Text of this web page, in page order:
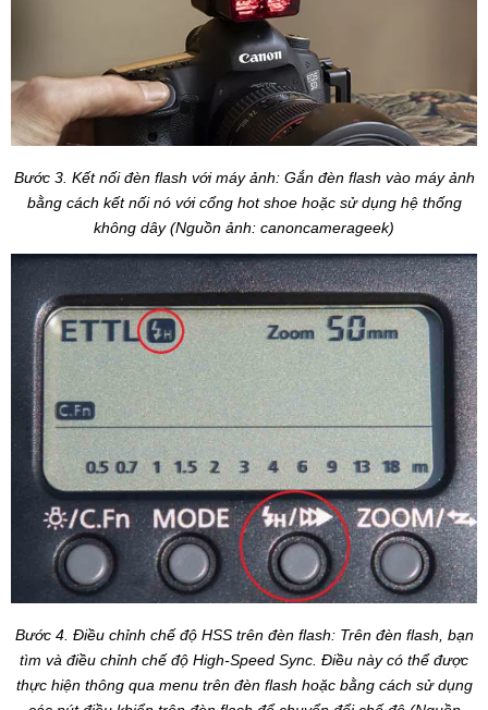
Bước 3. Kết nối đèn flash với máy ảnh: Gắn đèn flash vào máy ảnh
bằng cách kết nối nó với cổng hot shoe hoặc sử dụng hệ thống
không dây (Nguồn ảnh: canoncamerageek)
Bước 4. Điều chỉnh chế độ HSS trên đèn flash: Trên đèn flash, bạn
tìm và điều chỉnh chế độ High-Speed Sync. Điều này có thể được
thực hiện thông qua menu trên đèn flash hoặc bằng cách sử dụng